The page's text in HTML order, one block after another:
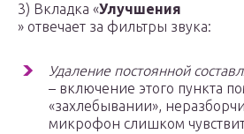
3) Вкладка «Улучшения
» отвечает за фильтры звука:
Удаление постоянной
– включение этого пункта
«захлебывании»,
микрофон слишком